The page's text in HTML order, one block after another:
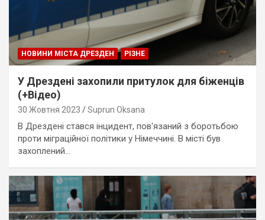
НОВИНИ МІСТА ДРЕЗДЕН РІЗНЕ
У Дрездені захопили притулок для біженців
(+Відео)
30 Жовтня 2023 Suprun Oksana
В Дрездені стався інцидент, пов'язаний з боротьбою
проти міграційної політики у Німеччині. В місті був
захоплений…